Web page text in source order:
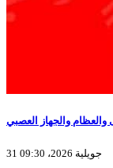
31 جويلية 2026، 09:30